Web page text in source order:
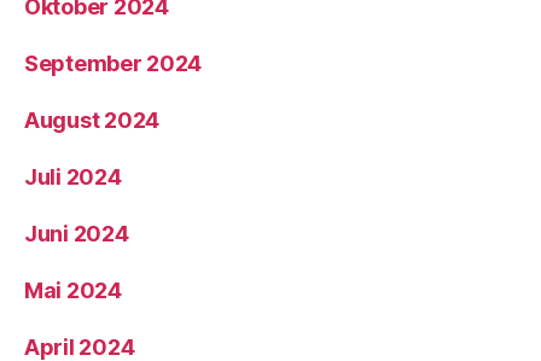
Oktober 2024
September 2024
August 2024
Juli 2024
Juni 2024
Mai 2024
April 2024